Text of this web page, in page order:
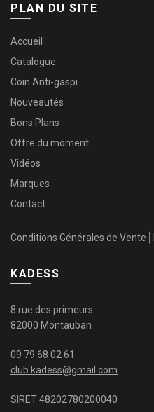
PLAN DU SITE
Accueil
Catalogue
Coin Anti-gaspi
Nouveautés
Bons Plans
Offre du moment
Vidéos
Marques
Contact
Conditions Générales de Vente
KADESS
8 rue des primeurs
82000 Montauban
09 79 68 02 61
club.kadess@gmail.com
SIRET 48202780200040